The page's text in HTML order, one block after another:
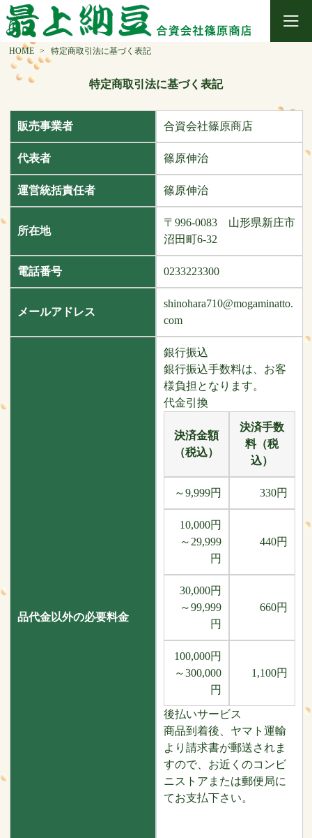
HOME 特定商取引法に基づく表記
特定商取引法に基づく表記
販売事業者 合資会社篠原商店
代表者 篠原伸治
運営統括責任者 篠原伸治
所在地
〒996-0083 山形県新庄市
沼田町6-32
電話番号 0233223300
メールアドレス
shinohara710@mogaminatto.
com
品代金以外の必要料金
銀行振込
銀行振込手数料は、お客
様負担となります。
代金引換
決済金額
（税込）
決済手数
料（税
込）
～9,999円 330円
10,000円
～29,999
円
440円
30,000円
～99,999
円
660円
100,000円
～300,000
円
1,100円
後払いサービス
商品到着後、ヤマト運輸
より請求書が郵送されま
すので、お近くのコンビ
ニストアまたは郵便局に
てお支払下さい。